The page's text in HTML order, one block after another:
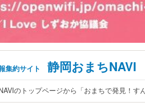
集約サイト 静岡おまちNAVI
のトップページから「おまちで発見！す